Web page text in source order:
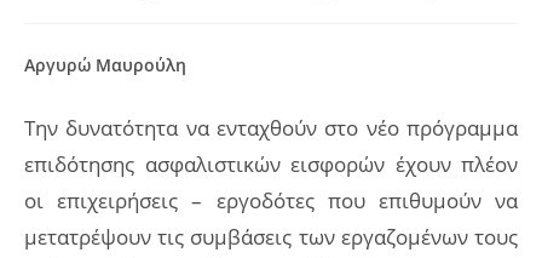
Αργυρώ Μαυρούλη
Την δυνατότητα να ενταχθούν στο νέο πρόγραμμα
επιδότησης ασφαλιστικών εισφορών έχουν πλέον
οι επιχειρήσεις – εργοδότες που επιθυμούν να
μετατρέψουν τις συμβάσεις των εργαζομένων τους